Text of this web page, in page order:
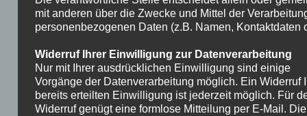
mit anderen über die Zwecke und Mittel der
personenbezogenen Daten (z.B. Namen, Kontaktdaten
Widerruf Ihrer Einwilligung zur Datenverarbeitung
Nur mit Ihrer ausdrücklichen Einwilligung sind einige
Vorgänge der Datenverarbeitung möglich. Ein Widerruf
bereits erteilten Einwilligung ist jederzeit möglich. Für
Widerruf genügt eine formlose Mitteilung per E-Mail. Die